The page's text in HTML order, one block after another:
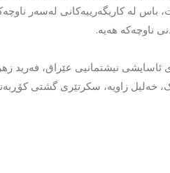
باس لە کاریگەرییەکانی لەسەر
ناوچەکە هەیە.
ئاسایشی نیشتمانیی عێراق، فەرید
خەلیل زاویە، سکرتێری گشتی